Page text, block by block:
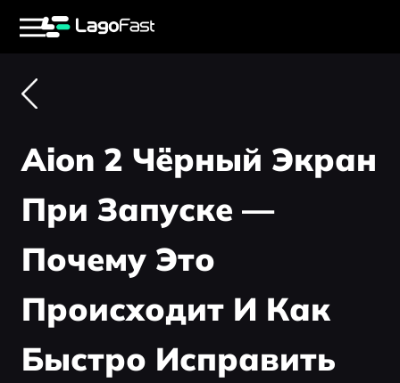
Aion 2 Чёрный Экран
При Запуске —
Почему Это
Происходит И Как
Быстро Исправить